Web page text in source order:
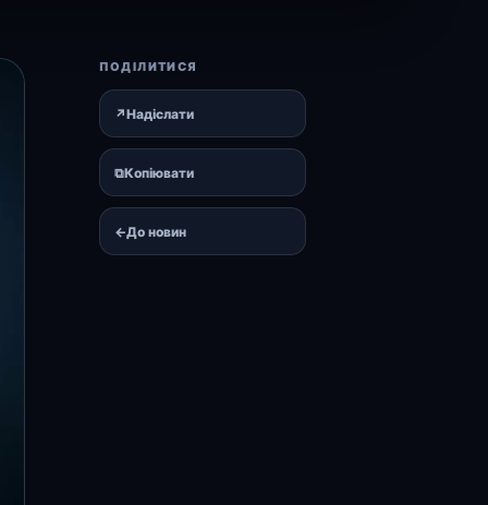
ПОДІЛИТИСЯ
↗Надіслати
⧉Копіювати
←До новин